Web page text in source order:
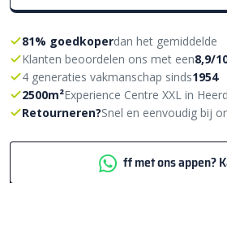
81% goedkoperdan het gemiddelde
Klanten beoordelen ons met een8,9/
4 generaties vakmanschap sinds1954
2500m²Experience Centre XXL in
Retourneren?Snel en eenvoudig bij
ff met ons appen?